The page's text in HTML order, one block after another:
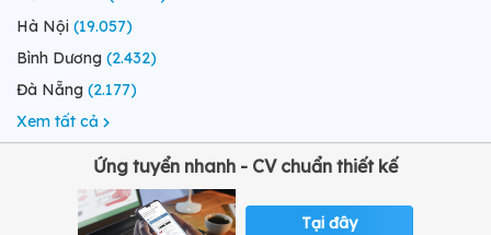
Hà Nội (19.057)
Bình Dương (2.432)
Đà Nẵng (2.177)
Xem tất cả
Ứng tuyển nhanh - CV chuẩn thiết kế
Tại đây